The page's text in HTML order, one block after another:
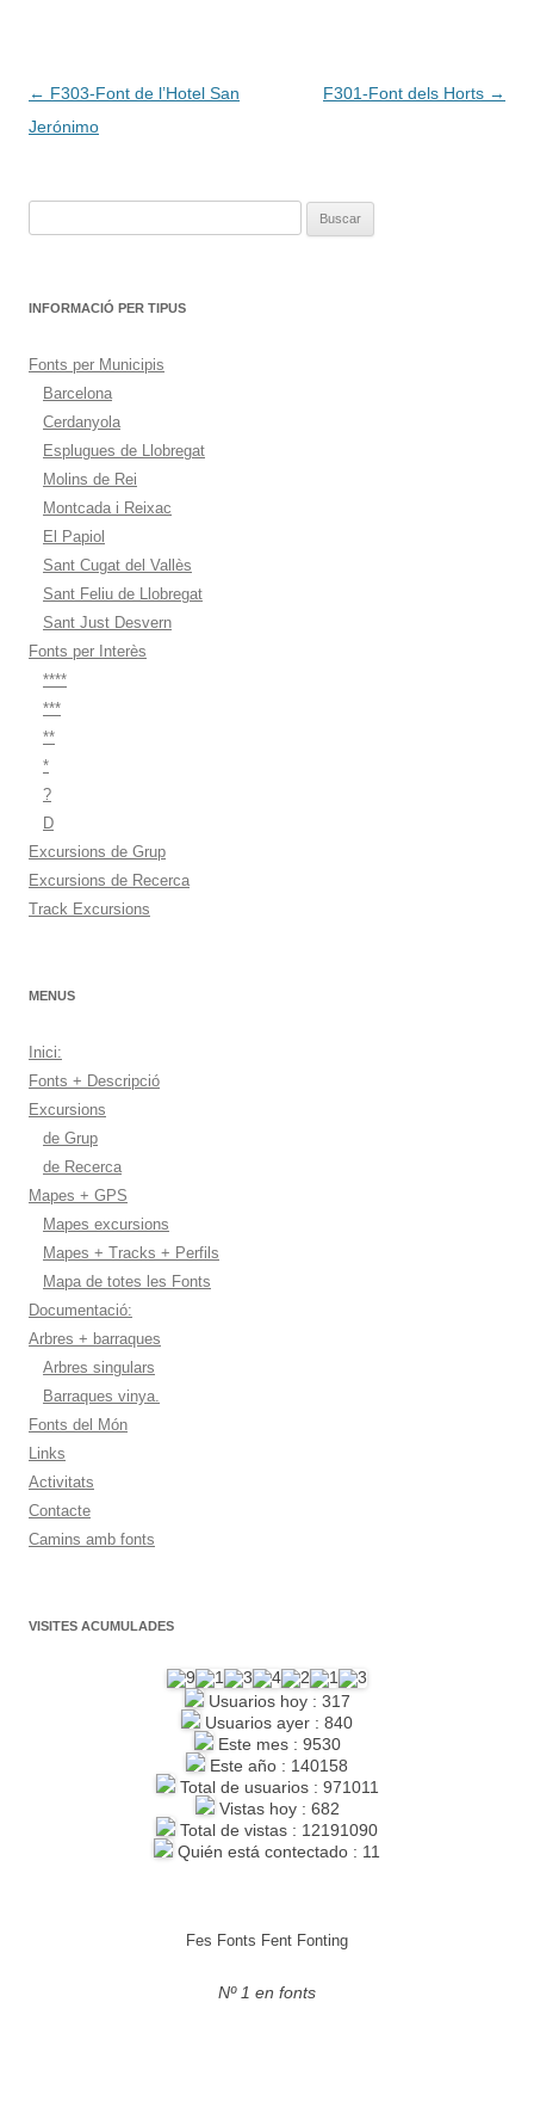
Navegación
de
← F303-Font de l’Hotel San
Jerónimo
F301-Font dels Horts →
INFORMACIÓ PER TIPUS
Fonts per Municipis
Barcelona
Cerdanyola
Esplugues de Llobregat
Molins de Rei
Montcada i Reixac
El Papiol
Sant Cugat del Vallès
Sant Feliu de Llobregat
Sant Just Desvern
Fonts per Interès
****
***
**
*
?
D
Excursions de Grup
Excursions de Recerca
Track Excursions
MENUS
Inici:
Fonts + Descripció
Excursions
de Grup
de Recerca
Mapes + GPS
Mapes excursions
Mapes + Tracks + Perfils
Mapa de totes les Fonts
Documentació:
Arbres + barraques
Arbres singulars
Barraques vinya.
Fonts del Món
Links
Activitats
Contacte
Camins amb fonts
VISITES ACUMULADES
Usuarios hoy : 317
Usuarios ayer : 840
Este mes : 9530
Este año : 140158
Total de usuarios : 971011
Vistas hoy : 682
Total de vistas : 12191090
Quién está contectado : 11
Fes Fonts Fent Fonting
Nº 1 en fonts